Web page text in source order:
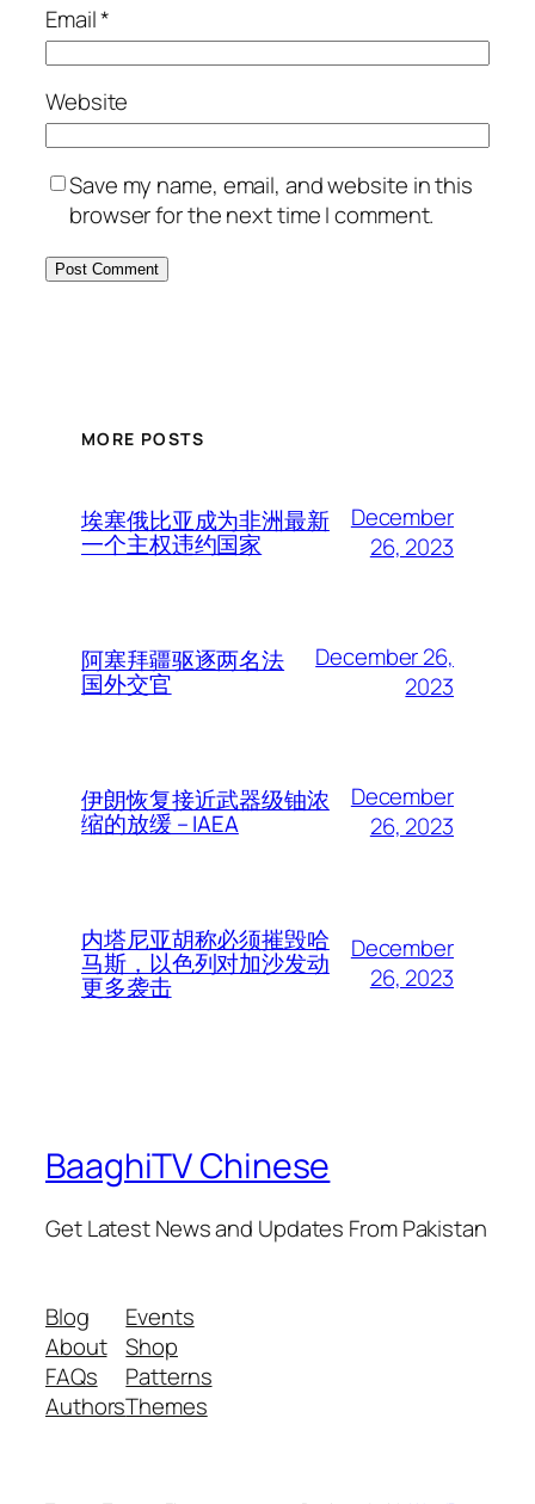
Email*
Website
Save my name, email, and website in this
browser for the next time I comment.
MORE POSTS
埃塞俄比亚成为非洲最新
一个主权违约国家
December
26, 2023
阿塞拜疆驱逐两名法
国外交官
December 26,
2023
伊朗恢复接近武器级铀浓
缩的放缓 – IAEA
December
26, 2023
内塔尼亚胡称必须摧毁哈
马斯，以色列对加沙发动
更多袭击
December
26, 2023
BaaghiTV Chinese
Get Latest News and Updates From Pakistan
Blog
About
FAQs
Authors
Events
Shop
Patterns
Themes